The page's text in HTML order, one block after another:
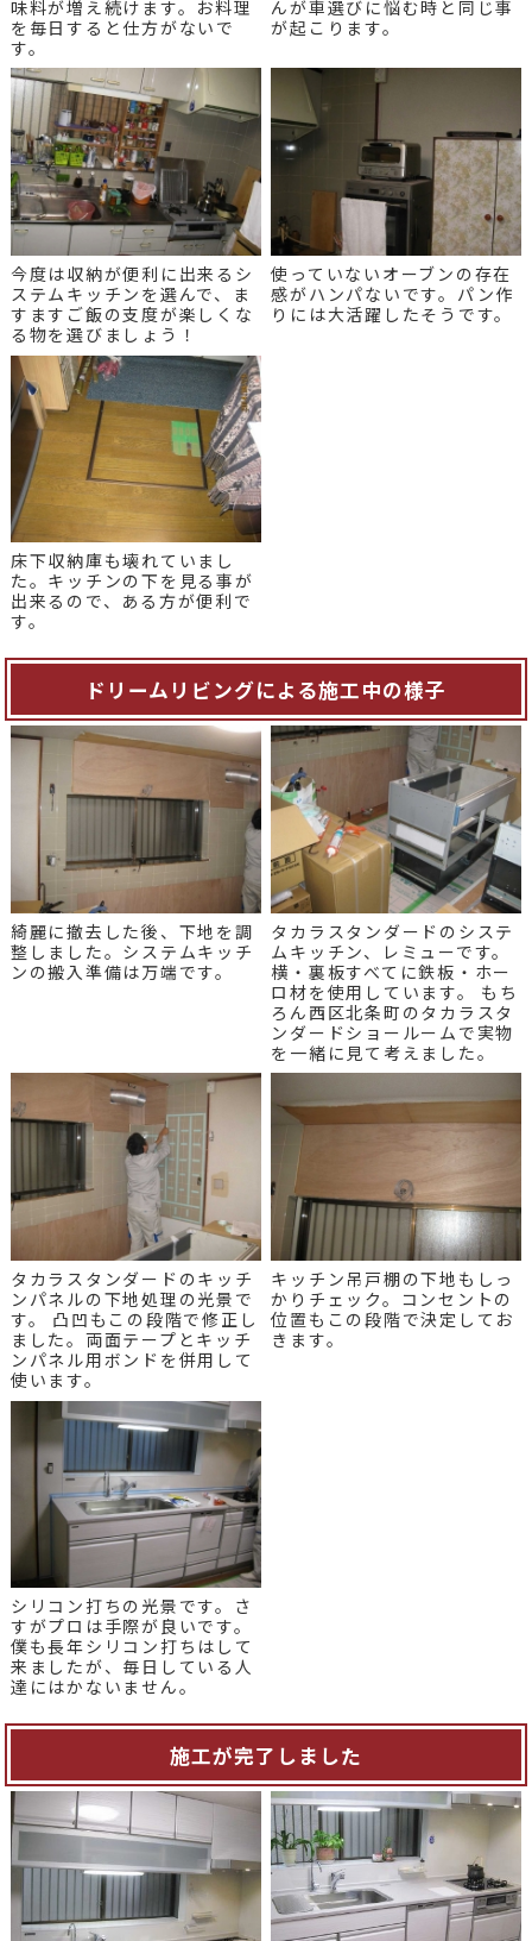
味料が増え続けます。お料理
を毎日すると仕方がないで
す。
んが車選びに悩む時と同じ事
が起こります。
今度は収納が便利に出来るシ
ステムキッチンを選んで、ま
すますご飯の支度が楽しくな
る物を選びましょう！
使っていないオーブンの存在
感がハンパないです。パン作
りには大活躍したそうです。
床下収納庫も壊れていまし
た。キッチンの下を見る事が
出来るので、ある方が便利で
す。
ドリームリビングによる施工中の様子
綺麗に撤去した後、下地を調
整しました。システムキッチ
ンの搬入準備は万端です。
タカラスタンダードのシステ
ムキッチン、レミューです。
横・裏板すべてに鉄板・ホー
ロ材を使用しています。 もち
ろん西区北条町のタカラスタ
ンダードショールームで実物
を一緒に見て考えました。
タカラスタンダードのキッチ
ンパネルの下地処理の光景で
す。 凸凹もこの段階で修正し
ました。両面テープとキッチ
ンパネル用ボンドを併用して
使います。
キッチン吊戸棚の下地もしっ
かりチェック。コンセントの
位置もこの段階で決定してお
きます。
シリコン打ちの光景です。さ
すがプロは手際が良いです。
僕も長年シリコン打ちはして
来ましたが、毎日している人
達にはかないません。
施工が完了しました